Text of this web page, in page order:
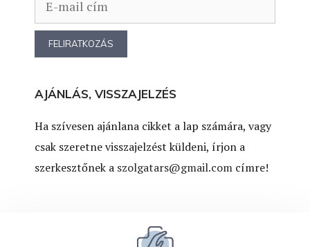
AJÁNLÁS, VISSZAJELZÉS
Ha szívesen ajánlana cikket a lap számára, vagy
csak szeretne visszajelzést küldeni, írjon a
szerkesztőnek a szolgatars@gmail.com címre!